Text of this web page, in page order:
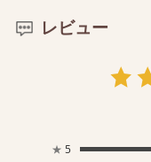
レビュー
★ 5